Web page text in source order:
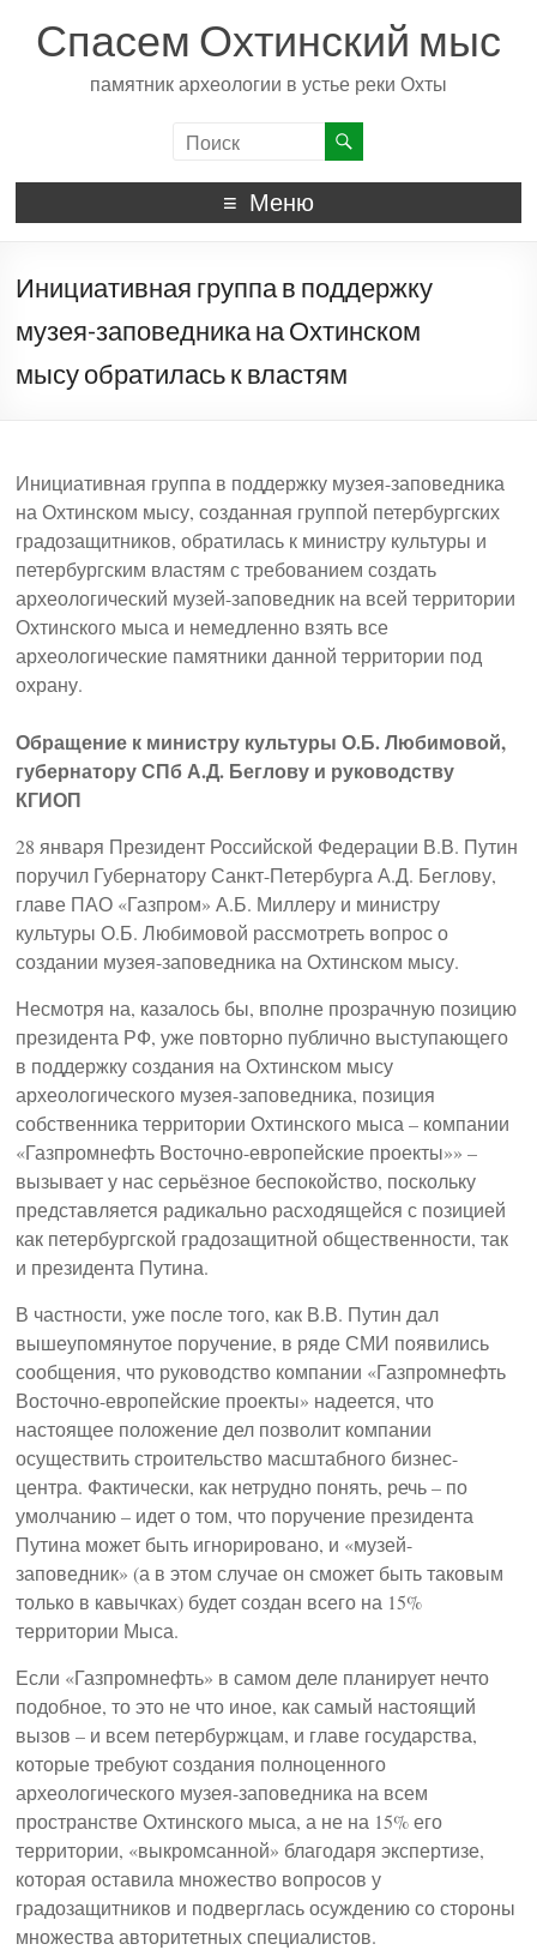
Спасем Охтинский мыс
памятник археологии в устье реки Охты
Меню
Инициативная группа в поддержку
музея-заповедника на Охтинском
мысу обратилась к властям
Инициативная группа в поддержку музея-заповедника
на Охтинском мысу, созданная группой петербургских
градозащитников, обратилась к министру культуры и
петербургским властям с требованием создать
археологический музей-заповедник на всей территории
Охтинского мыса и немедленно взять все
археологические памятники данной территории под
охрану.
Обращение к министру культуры О.Б. Любимовой,
губернатору СПб А.Д. Беглову и руководству
КГИОП
28 января Президент Российской Федерации В.В. Путин
поручил Губернатору Санкт-Петербурга А.Д. Беглову,
главе ПАО «Газпром» А.Б. Миллеру и министру
культуры О.Б. Любимовой рассмотреть вопрос о
создании музея-заповедника на Охтинском мысу.
Несмотря на, казалось бы, вполне прозрачную позицию
президента РФ, уже повторно публично выступающего
в поддержку создания на Охтинском мысу
археологического музея-заповедника, позиция
собственника территории Охтинского мыса – компании
«Газпромнефть Восточно-европейские проекты»» –
вызывает у нас серьёзное беспокойство, поскольку
представляется радикально расходящейся с позицией
как петербургской градозащитной общественности, так
и президента Путина.
В частности, уже после того, как В.В. Путин дал
вышеупомянутое поручение, в ряде СМИ появились
сообщения, что руководство компании «Газпромнефть
Восточно-европейские проекты» надеется, что
настоящее положение дел позволит компании
осуществить строительство масштабного бизнес-
центра. Фактически, как нетрудно понять, речь – по
умолчанию – идет о том, что поручение президента
Путина может быть игнорировано, и «музей-
заповедник» (а в этом случае он сможет быть таковым
только в кавычках) будет создан всего на 15%
территории Мыса.
Если «Газпромнефть» в самом деле планирует нечто
подобное, то это не что иное, как самый настоящий
вызов – и всем петербуржцам, и главе государства,
которые требуют создания полноценного
археологического музея-заповедника на всем
пространстве Охтинского мыса, а не на 15% его
территории, «выкромсанной» благодаря экспертизе,
которая оставила множество вопросов у
градозащитников и подверглась осуждению со стороны
множества авторитетных специалистов.